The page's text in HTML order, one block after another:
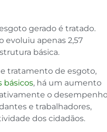
gerado é tratado.
evoluiu apenas 2,57
básica.
tratamento de esgoto,
básicos, há um aumento
o
e trabalhadores,
dos cidadãos.